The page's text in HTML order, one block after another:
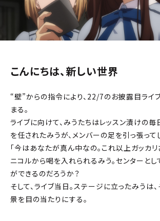
こんにちは、新しい世界
“壁”からの指令により、22/7のお披露目ライ
まる。
ライブに向けて、みうたちはレッスン漬けの毎
を任されたみうが、メンバーの足を引っ張って
「今はあなたが真ん中なの。これ以上ガッカリ
ニコルから喝を入れられるみう。センターとし
ができるのだろうか？
そして、ライブ当日。ステージに立ったみうは
景を目の当たりにする。